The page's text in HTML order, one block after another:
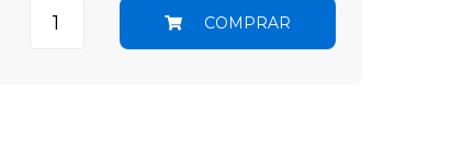
COMPRAR